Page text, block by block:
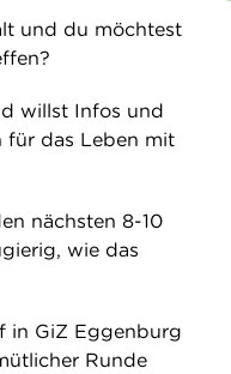
und du möchtest
willst Infos und
für das Leben mit
nächsten 8-10
wie das
in GiZ Eggenburg
Runde